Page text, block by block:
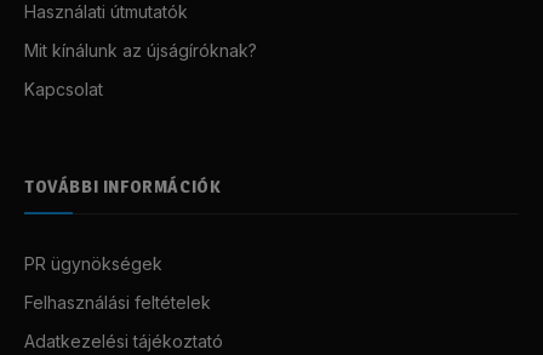
Használati útmutatók
Mit kínálunk az újságíróknak?
Kapcsolat
TOVÁBBI INFORMÁCIÓK
PR ügynökségek
Felhasználási feltételek
Adatkezelési tájékoztató